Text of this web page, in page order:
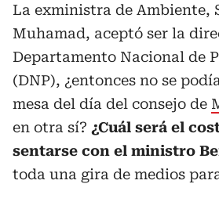
La exministra de Ambiente,
Muhamad, aceptó ser la
Departamento Nacional de
(DNP), ¿entonces no se
mesa del día del consejo de
en otra sí? ¿Cuál será el
sentarse con el ministro
toda una gira de medios